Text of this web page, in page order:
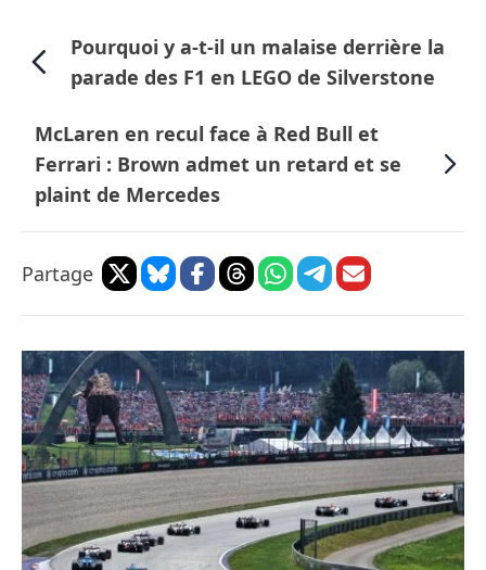
Pourquoi y a-t-il un malaise derrière la
parade des F1 en LEGO de Silverstone
McLaren en recul face à Red Bull et
Ferrari : Brown admet un retard et se
plaint de Mercedes
Partage